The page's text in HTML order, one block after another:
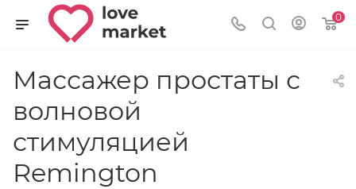
0
Массажер простаты с
волновой
стимуляцией
Remington